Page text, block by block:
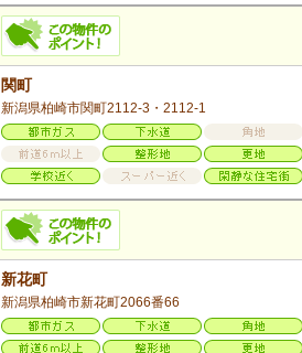
関町
新潟県柏崎市関町2112-3・2112-1
新花町
新潟県柏崎市新花町2066番66